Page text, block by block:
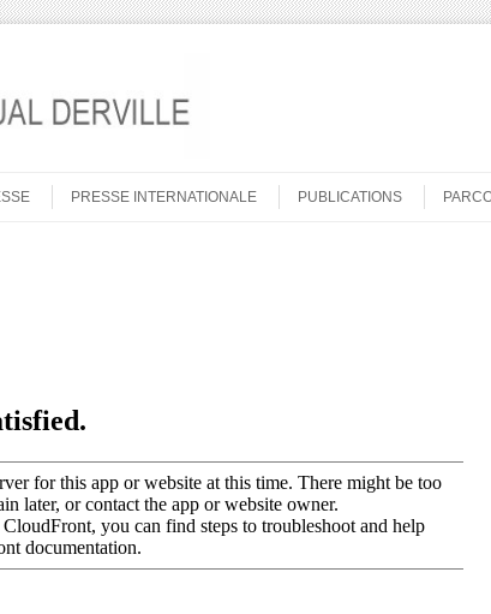
PRESSE INTERNATIONALE PUBLICATIONS